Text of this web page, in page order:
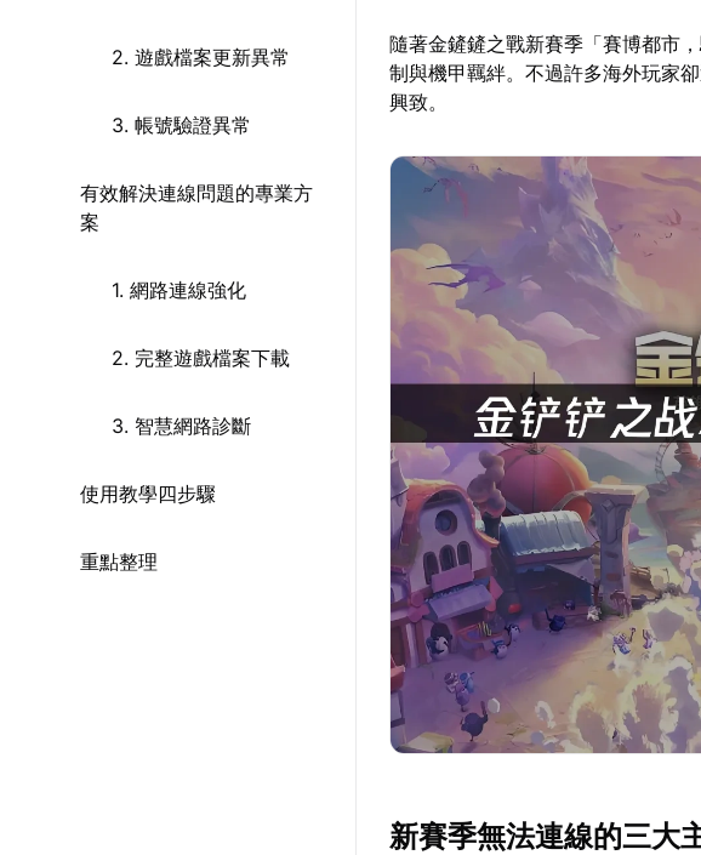
2. 遊戲檔案更新異常
3. 帳號驗證異常
有效解決連線問題的專業方
案
1. 網路連線強化
2. 完整遊戲檔案下載
3. 智慧網路診斷
使用教學四步驟
重點整理
隨著金鏟鏟之戰新賽季「賽博都市
制與機甲羈絆。不過許多海外玩家
興致。
新賽季無法連線的三大